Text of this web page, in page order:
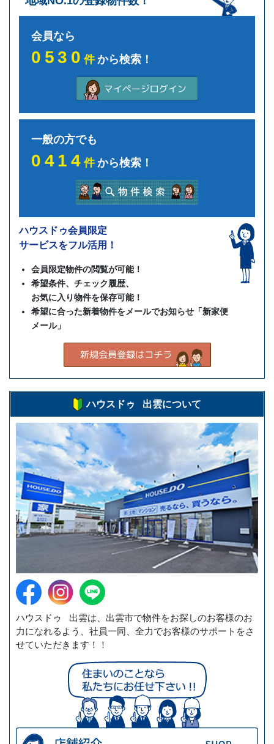
会員なら
0530件から検索！
一般の方でも
0414件から検索！
ハウスドゥ会員限定
サービスをフル活用！
会員限定物件の閲覧が可能！
希望条件、チェック履歴、
お気に入り物件を保存可能！
希望に合った新着物件をメールでお知らせ「新家便
メール」
ハウスドゥ 出雲について
ハウスドゥ 出雲は、出雲市で物件をお探しのお客様のお
力になれるよう、社員一同、全力でお客様のサポートをさ
せていただきます！！